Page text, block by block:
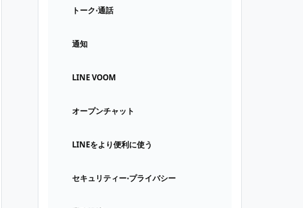
トーク⋅通話
通知
LINE VOOM
オープンチャット
LINEをより便利に使う
セキュリティー⋅プライバシー